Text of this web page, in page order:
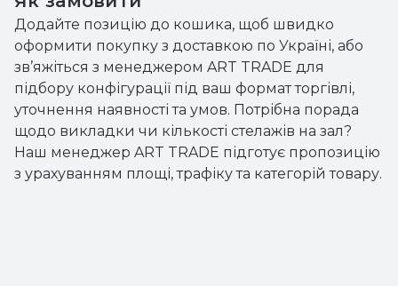
Додайте позицію до кошика, щоб швидко
оформити покупку з доставкою по Україні, або
зв’яжіться з менеджером ART TRADE для
підбору конфігурації під ваш формат торгівлі,
уточнення наявності та умов. Потрібна порада
щодо викладки чи кількості стелажів на зал?
Наш менеджер ART TRADE підготує пропозицію
з урахуванням площі, трафіку та категорій товару.